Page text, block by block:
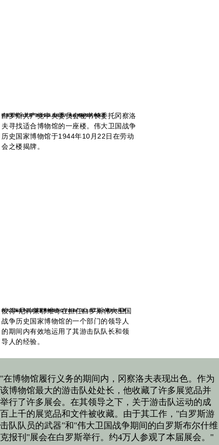
明斯克州"白罗斯"游击队队员此图片来自博物馆的档案库
白罗斯共产党中央委员会秘书长委托冈察洛
夫寻找适合博物馆的一座楼。伟大卫国战争
历史国家博物馆于1944年10月22日在劳动
会之楼揭牌。
伟大卫国战争历史国家博物馆在位于自由广场上的工会之楼首次揭牌
彼得•尼科莱耶维奇在担任白罗斯伟大卫国
战争历史国家博物馆的一个部门的领导人
的期间内有效地运用了其游击队队长和领
导人的经验。
"在博物馆履行义务的期间内，冈察洛夫表现出色。作为
该博物馆最大的游击队处处长，他收藏了许多展览品并
举行了许多展会。在其领导之下，关于游击队运动的成
百上千的展览品和文件被收藏。由于其工作，"白罗斯游
击队队员的武器"和"伟大卫国战争期间的白罗斯布尔什维
克报刊"展会在白罗斯举行。约4万人参观了本届展会。"